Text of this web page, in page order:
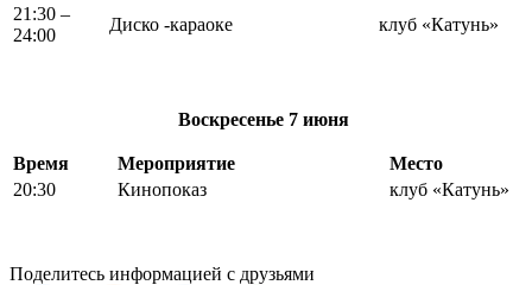
21:30 –
24:00
Диско -караоке клуб «Катунь»
Воскресенье 7 июня
Время Мероприятие
Место
20:30
Кинопоказ клуб «Катунь»
Поделитесь информацией с друзьями